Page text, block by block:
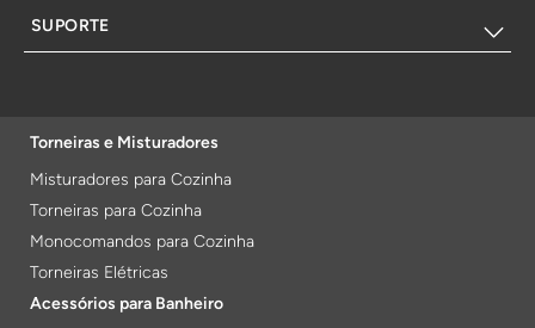
SUPORTE
Torneiras e Misturadores
Misturadores para Cozinha
Torneiras para Cozinha
Monocomandos para Cozinha
Torneiras Elétricas
Acessórios para Banheiro